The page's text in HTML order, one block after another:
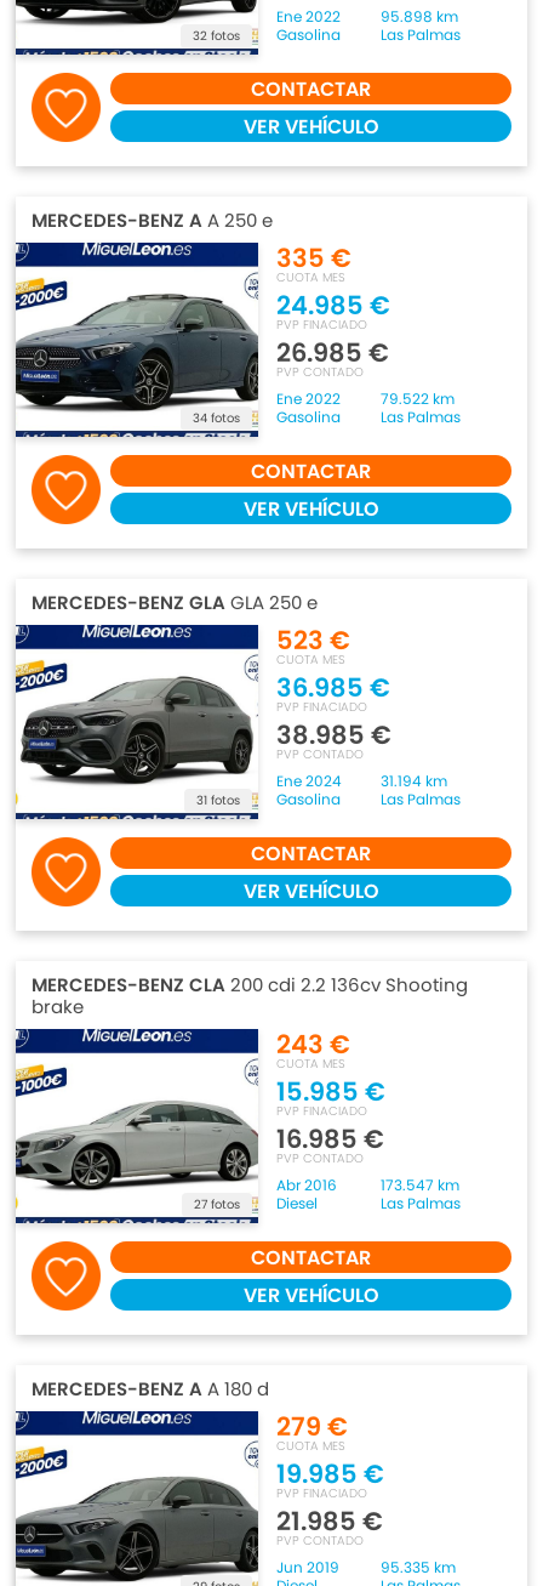
32 fotos
Ene 2022
95.898 km
Gasolina
Las Palmas
CONTACTAR
VER VEHÍCULO
MERCEDES-BENZ AA 250 e
34 fotos
335 €
CUOTA MES
24.985 €
PVP FINACIADO
26.985 €
PVP CONTADO
Ene 2022
79.522 km
Gasolina
Las Palmas
CONTACTAR
VER VEHÍCULO
MERCEDES-BENZ GLAGLA 250 e
31 fotos
523 €
CUOTA MES
36.985 €
PVP FINACIADO
38.985 €
PVP CONTADO
Ene 2024
31.194 km
Gasolina
Las Palmas
CONTACTAR
VER VEHÍCULO
MERCEDES-BENZ CLA200 cdi 2.2 136cv Shooting
brake
27 fotos
243 €
CUOTA MES
15.985 €
PVP FINACIADO
16.985 €
PVP CONTADO
Abr 2016
173.547 km
Diesel
Las Palmas
CONTACTAR
VER VEHÍCULO
MERCEDES-BENZ AA 180 d
279 €
CUOTA MES
19.985 €
PVP FINACIADO
21.985 €
PVP CONTADO
Jun 2019
95.335 km